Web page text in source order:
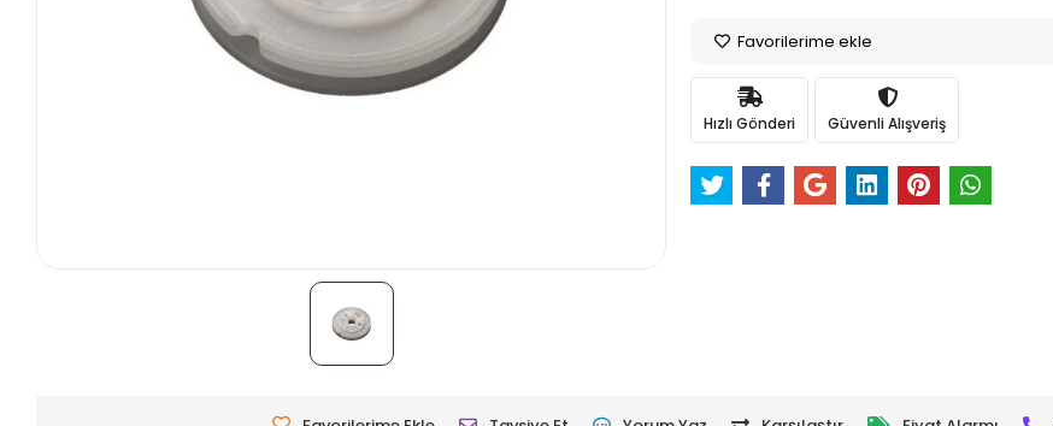
Favorilerime ekle
Hızlı Gönderi Güvenli Alışveriş